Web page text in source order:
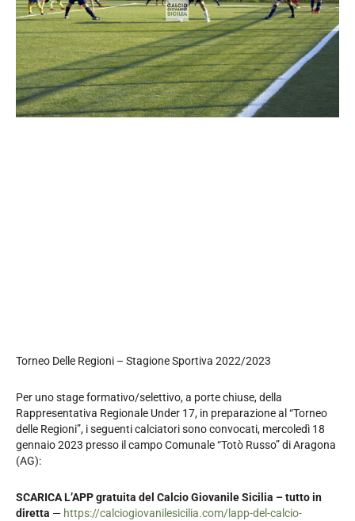
Torneo Delle Regioni – Stagione Sportiva 2022/2023
Per uno stage formativo/selettivo, a porte chiuse, della
Rappresentativa Regionale Under 17, in preparazione al “Torneo
delle Regioni”, i seguenti calciatori sono convocati, mercoledì 18
gennaio 2023 presso il campo Comunale “Totò Russo” di Aragona
(AG):
SCARICA L’APP gratuita del Calcio Giovanile Sicilia – tutto in
diretta — https://calciogiovanilesicilia.com/lapp-del-calcio-